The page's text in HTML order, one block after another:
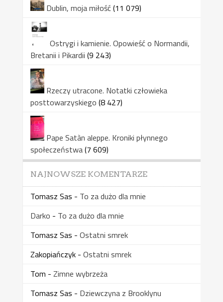
Dublin, moja miłość(11 079)
Ostrygi i kamienie. Opowieść o Normandii,
Bretanii i Pikardii (9 243)
Rzeczy utracone. Notatki człowieka
posttowarzyskiego (8 427)
Pape Satàn aleppe. Kroniki płynnego
społeczeństwa(7 609)
NAJNOWSZE KOMENTARZE
Tomasz Sas - To za dużo dla mnie
Darko - To za dużo dla mnie
Tomasz Sas - Ostatni smrek
Zakopiańczyk- Ostatni smrek
Tom - Zimne wybrzeża
Tomasz Sas - Dziewczyna z Brooklynu